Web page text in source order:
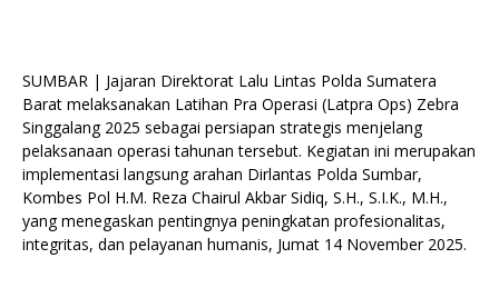
SUMBAR | Jajaran Direktorat Lalu Lintas Polda Sumatera
Barat melaksanakan Latihan Pra Operasi (Latpra Ops) Zebra
Singgalang 2025 sebagai persiapan strategis menjelang
pelaksanaan operasi tahunan tersebut. Kegiatan ini merupakan
implementasi langsung arahan Dirlantas Polda Sumbar,
Kombes Pol H.M. Reza Chairul Akbar Sidiq, S.H., S.I.K., M.H.,
yang menegaskan pentingnya peningkatan profesionalitas,
integritas, dan pelayanan humanis, Jumat 14 November 2025.